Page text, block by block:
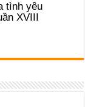
tình yêu
XVIII